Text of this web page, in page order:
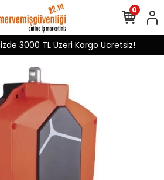
3000 TL Üzeri Kargo Ücretsiz!
0